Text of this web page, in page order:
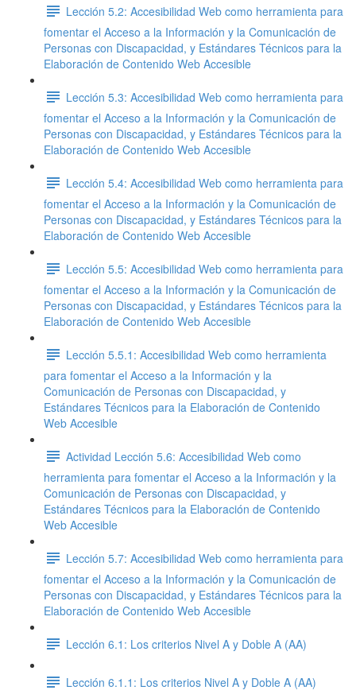
Lección 5.2: Accesibilidad Web como herramienta para
fomentar el Acceso a la Información y la Comunicación de
Personas con Discapacidad, y Estándares Técnicos para la
Elaboración de Contenido Web Accesible
Lección 5.3: Accesibilidad Web como herramienta para
fomentar el Acceso a la Información y la Comunicación de
Personas con Discapacidad, y Estándares Técnicos para la
Elaboración de Contenido Web Accesible
Lección 5.4: Accesibilidad Web como herramienta para
fomentar el Acceso a la Información y la Comunicación de
Personas con Discapacidad, y Estándares Técnicos para la
Elaboración de Contenido Web Accesible
Lección 5.5: Accesibilidad Web como herramienta para
fomentar el Acceso a la Información y la Comunicación de
Personas con Discapacidad, y Estándares Técnicos para la
Elaboración de Contenido Web Accesible
Lección 5.5.1: Accesibilidad Web como herramienta
para fomentar el Acceso a la Información y la
Comunicación de Personas con Discapacidad, y
Estándares Técnicos para la Elaboración de Contenido
Web Accesible
Actividad Lección 5.6: Accesibilidad Web como
herramienta para fomentar el Acceso a la Información y la
Comunicación de Personas con Discapacidad, y
Estándares Técnicos para la Elaboración de Contenido
Web Accesible
Lección 5.7: Accesibilidad Web como herramienta para
fomentar el Acceso a la Información y la Comunicación de
Personas con Discapacidad, y Estándares Técnicos para la
Elaboración de Contenido Web Accesible
Lección 6.1: Los criterios Nivel A y Doble A (AA)
Lección 6.1.1: Los criterios Nivel A y Doble A (AA)